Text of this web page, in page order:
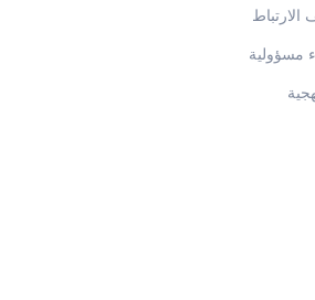
الارتباط
مسؤولية